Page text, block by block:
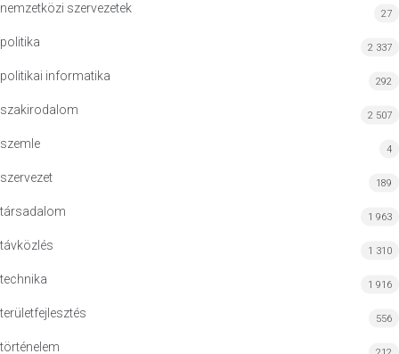
nemzetközi szervezetek 27
politika 2 337
politikai informatika 292
szakirodalom 2 507
szemle 4
szervezet 189
társadalom 1 963
távközlés 1 310
technika 1 916
területfejlesztés 556
történelem